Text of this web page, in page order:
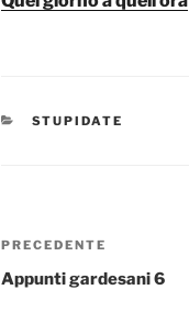
CATEGORIE
STUPIDATE
Navigazione
articoli
Articolo
precedente:
PRECEDENTE
Appunti gardesani 6